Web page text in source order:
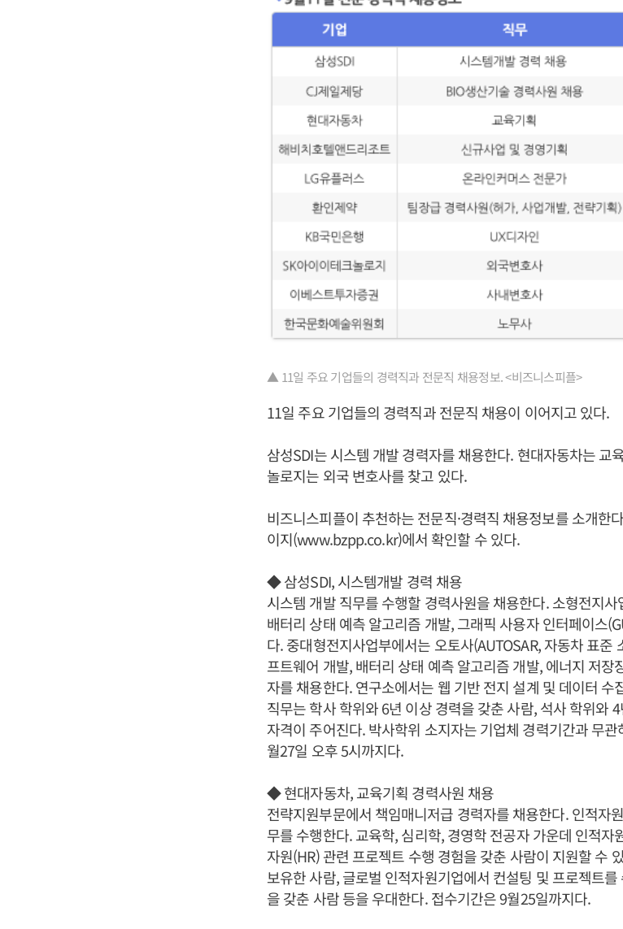
▲ 11일 주요 기업들의 경력직과 전문직 채용정보. <비즈니스피플>
11일 주요 기업들의 경력직과 전문직 채용이 이어지고 있다.
삼성SDI는 시스템 개발 경력자를 채용한다. 현대자동차는 교
놀로지는 외국 변호사를 찾고 있다.
비즈니스피플이 추천하는 전문직·경력직 채용정보를 소개한
이지(www.bzpp.co.kr)에서 확인할 수 있다.
◆ 삼성SDI, 시스템개발 경력 채용
시스템 개발 직무를 수행할 경력사원을 채용한다. 소형전지
배터리 상태 예측 알고리즘 개발, 그래픽 사용자 인터페이스
다. 중대형전지사업부에서는 오토사(AUTOSAR, 자동차 표준
프트웨어 개발, 배터리 상태 예측 알고리즘 개발, 에너지 저장
자를 채용한다. 연구소에서는 웹 기반 전지 설계 및 데이터
직무는 학사 학위와 6년 이상 경력을 갖춘 사람, 석사 학위와
자격이 주어진다. 박사학위 소지자는 기업체 경력기간과 무
월27일 오후 5시까지다.
◆ 현대자동차, 교육기획 경력사원 채용
전략지원부문에서 책임매니저급 경력자를 채용한다. 인적자
무를 수행한다. 교육학, 심리학, 경영학 전공자 가운데 인적
자원(HR) 관련 프로젝트 수행 경험을 갖춘 사람이 지원할 수
보유한 사람, 글로벌 인적자원기업에서 컨설팅 및 프로젝트
을 갖춘 사람 등을 우대한다. 접수기간은 9월25일까지다.